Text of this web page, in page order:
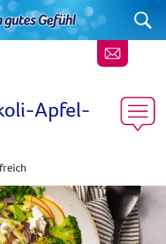
Apfel-